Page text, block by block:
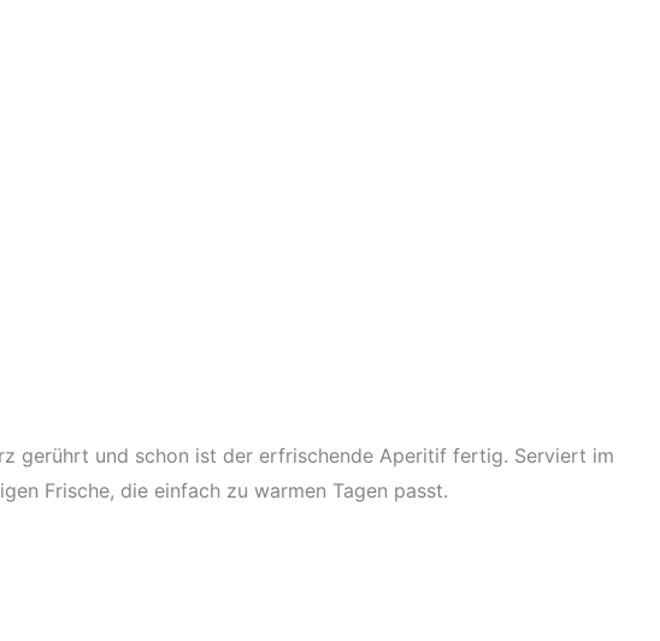
gerührt und schon ist der erfrischende Aperitif fertig. Serviert im
Frische, die einfach zu warmen Tagen passt.